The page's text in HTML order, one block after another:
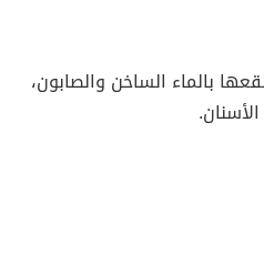
بالماء الساخن والصابون،